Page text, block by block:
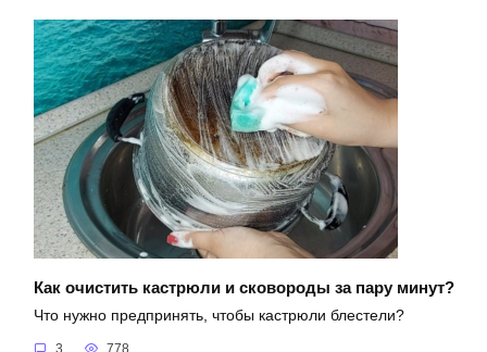
Как очистить кастрюли и сковороды за пару минут?
Что нужно предпринять, чтобы кастрюли блестели?